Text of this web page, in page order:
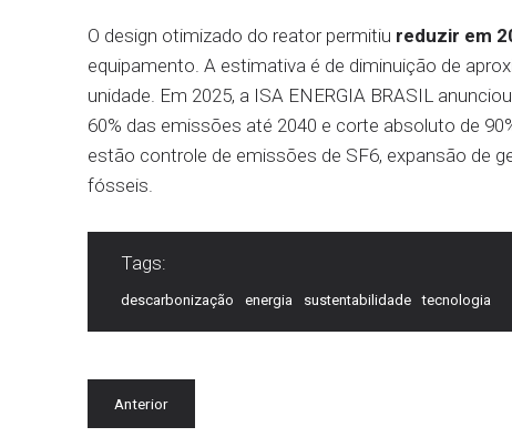
O design otimizado do reator permitiu reduzir em
equipamento. A estimativa é de diminuição de
unidade. Em 2025, a ISA ENERGIA BRASIL
60% das emissões até 2040 e corte absoluto de
estão controle de emissões de SF6, expansão de
fósseis.
Tags:
descarbonização energia sustentabilidade tecnologia
Anterior